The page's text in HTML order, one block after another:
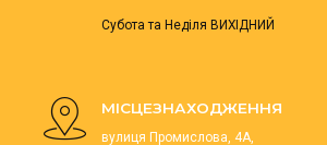
Субота та Неділя ВИХІДНИЙ
МІСЦЕЗНАХОДЖЕННЯ
вулиця Промислова, 4А,